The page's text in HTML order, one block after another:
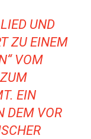
UND
ZU EINEM
VOM
EIN
DEM VOR